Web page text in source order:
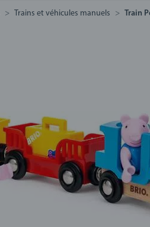
Trains et véhicules manuels Train